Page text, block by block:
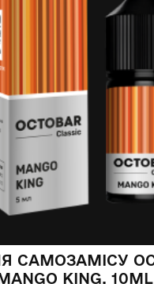
САМОЗАМІСУ
KING, 10ML